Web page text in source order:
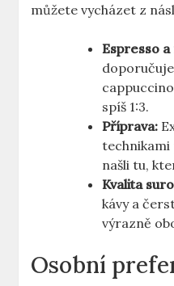
můžete vycházet z
Espresso
spíš 1:3.
Příprava:
technikami
našli tu,
Kvalita
kávy a
výrazně
Osobní